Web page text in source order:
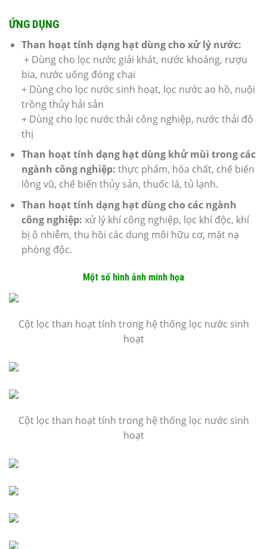
ỨNG DỤNG
Than hoạt tính dạng hạt dùng cho xử lý nước:
+ Dùng cho lọc nước giải khát, nước khoáng, rượu
bia, nước uống đóng chai
+ Dùng cho lọc nước sinh hoạt, lọc nước ao hồ, nuội
trồng thủy hải sản
+ Dùng cho lọc nước thải công nghiệp, nước thải đô
thị
Than hoạt tính dạng hạt dùng khử mùi trong các
ngành công nghiệp: thực phẩm, hóa chất, chế biến
lông vũ, chế biến thủy sản, thuốc lá, tủ lạnh.
Than hoạt tính dạng hạt dùng cho các ngành
công nghiệp: xử lý khí công nghiệp, lọc khí độc, khí
bị ô nhiễm, thu hồi các dung môi hữu cơ, mặt nạ
phòng độc.
Một số hình ảnh minh họa
Cột lọc than hoạt tính trong hệ thống lọc nước sinh
hoạt
Cột lọc than hoạt tính trong hệ thống lọc nước sinh
hoạt